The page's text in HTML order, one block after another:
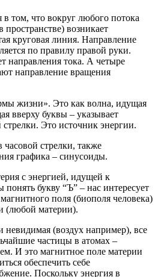
в том, что вокруг любого потока
возникает
круговая линия. Направление
по правилу правой руки.
направления тока. А четыре
направление вращения
жизни». Это как волна, идущая
вверху буквы – указывает
Это источник энергии.
стрелки, также
графика – синусоиды.
с энергией, идущей к
букву “Ъ” – нас интересует
поля (биополя человека)
(любой материи).
(воздух например), все
частицы в атомах –
И это магнитное поле материи
обеспечить себе
Поскольку энергия в